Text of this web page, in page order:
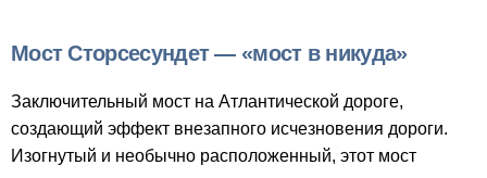
Мост Сторсесундет — «мост в никуда»
Заключительный мост на Атлантической дороге,
создающий эффект внезапного исчезновения дороги.
Изогнутый и необычно расположенный, этот мост